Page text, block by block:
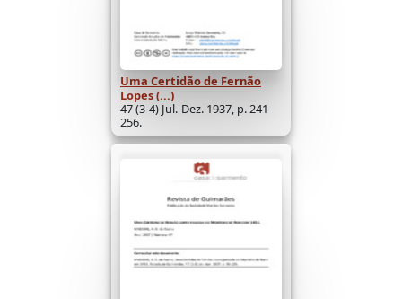
Uma Certidão de Fernão
Lopes (...)
47 (3-4) Jul.-Dez. 1937, p. 241-
256.